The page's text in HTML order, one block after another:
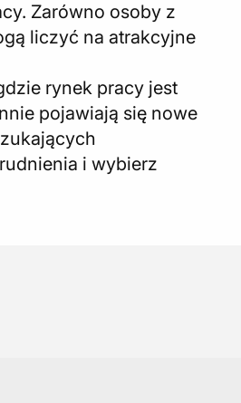
Zarówno osoby z
liczyć na atrakcyjne
rynek pracy jest
pojawiają się nowe
i wybierz